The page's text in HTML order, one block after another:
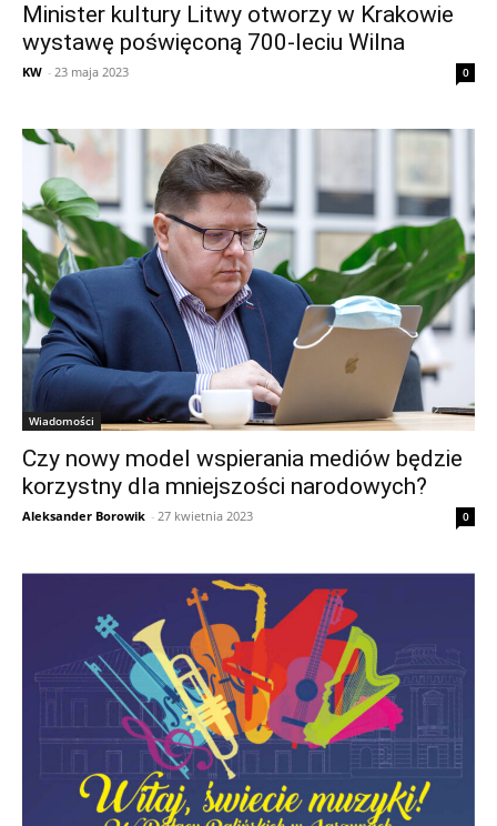
Minister kultury Litwy otworzy w Krakowie
wystawę poświęconą 700-leciu Wilna
KW - 23 maja 2023 0
Wiadomości
Czy nowy model wspierania mediów będzie
korzystny dla mniejszości narodowych?
Aleksander Borowik - 27 kwietnia 2023 0